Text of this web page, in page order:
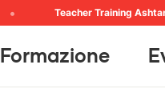
Teacher Training
Formazione